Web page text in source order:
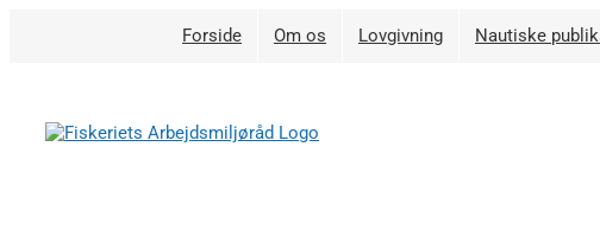
Forside Om os Lovgivning Nautiske